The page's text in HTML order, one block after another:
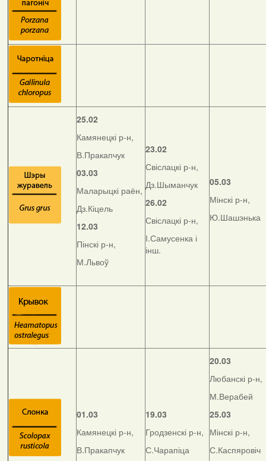
25.02
Камянецкі р-н,
В.Пракапчук
03.03
Маларыцкі раён,
Дз.Кіцель
12.03
Пінскі р-н,
М.Львоў
23.02
Свіслацкі р-н,
Дз.Шыманчук
26.02
Свіслацкі р-н,
І.Самусенка і
інш.
05.03
Мінскі р-н,
Ю.Шашэнька
01.03
Камянецкі р-н,
В.Пракапчук
19.03
Гродзенскі р-н,
С.Чарапіца
20.03
Любанскі р-н,
М.Верабей
25.03
Мінскі р-н,
С.Каспяровіч